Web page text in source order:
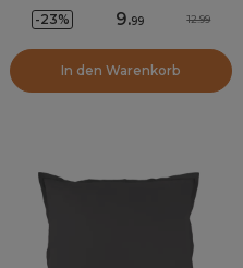
-23% 9.99 12.99
In den Warenkorb